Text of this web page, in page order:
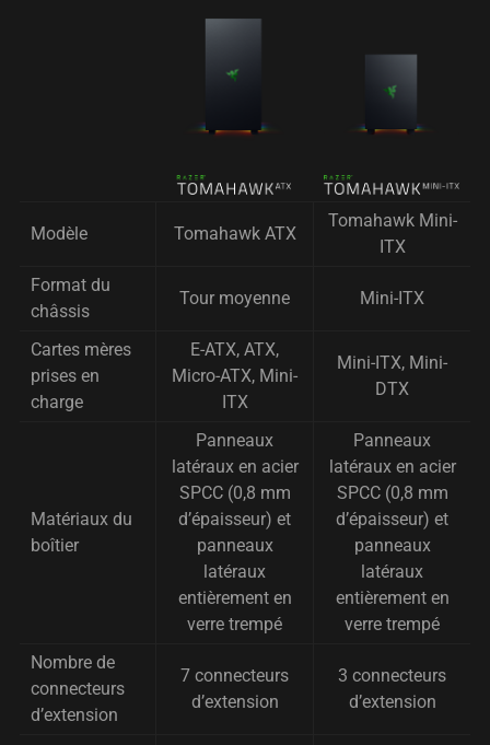
Modèle Tomahawk ATX
Tomahawk Mini-
ITX
Format du
châssis
Tour moyenne Mini-ITX
Cartes mères
prises en
charge
E-ATX, ATX,
Micro-ATX, Mini-
ITX
Mini-ITX, Mini-
DTX
Matériaux du
boîtier
Panneaux
latéraux en acier
SPCC (0,8 mm
d’épaisseur) et
panneaux
latéraux
entièrement en
verre trempé
Panneaux
latéraux en acier
SPCC (0,8 mm
d’épaisseur) et
panneaux
latéraux
entièrement en
verre trempé
Nombre de
connecteurs
d’extension
7 connecteurs
d’extension
3 connecteurs
d’extension